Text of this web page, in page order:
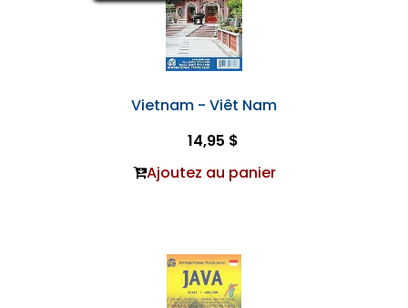
Vietnam - Viêt Nam
14,95 $
Ajoutez au panier